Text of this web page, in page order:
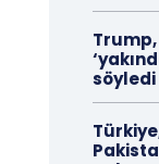
Trump,
söyledi